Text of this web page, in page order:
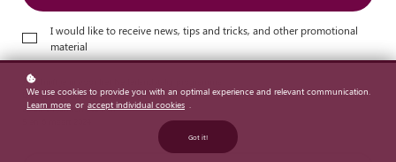
I would like to receive news, tips and tricks, and other promotional
material
Je schrijft je in voor het Nederlandstalig programma.
Data: 27en 28 november 2023
23 en 24 januari 2024 en
We use cookies to provide you with an optimal experience and relevant communication.
Learn more or accept individual cookies .
Got it!